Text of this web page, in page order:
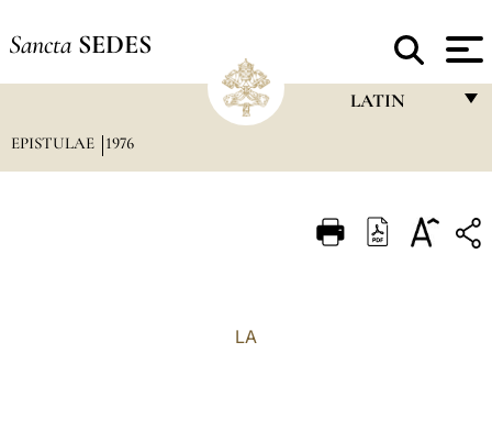
Sancta SEDES
LATIN
ITALIANO
EPISTULAE 1976
LA